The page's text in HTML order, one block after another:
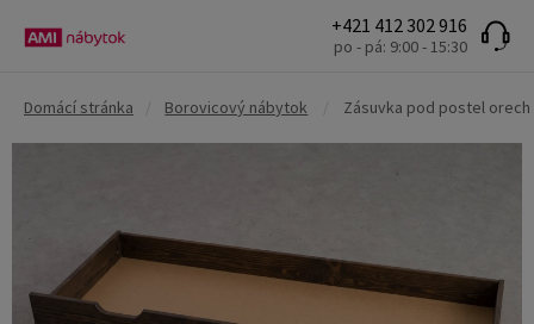
+421 412 302 916
po - pá: 9:00 - 15:30
Domácí stránka Borovicový nábytok Zásuvka pod postel orech